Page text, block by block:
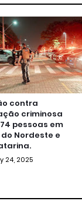
contra
criminosa
pessoas em
Nordeste e
24, 2025